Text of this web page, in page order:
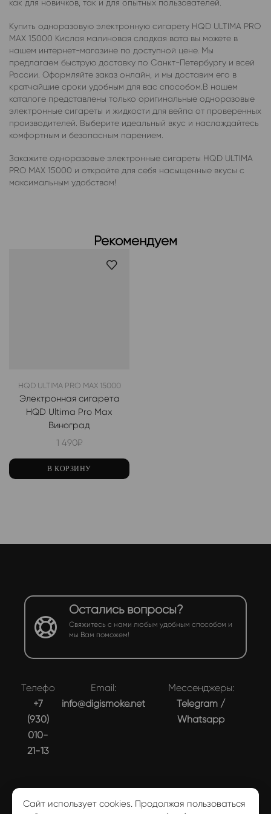
как для новичков, так и для опытных пользователей.
Купить одноразовую электронную сигарету HQD ULTIMA PRO
MAX 15000 Кислая малиновая сладкая вата вы можете в
нашем интернет-магазине по доступной цене. Мы
предлагаем быструю доставку по Санкт-Петербургу и всей
России. Оформляйте заказ онлайн, и мы доставим его в
кратчайшие сроки удобным для вас способом.В нашем
каталоге представлены только оригинальные одноразовые
электронные сигареты и жидкости для вейпа от проверенных
производителей. Выберите идеальный вкус и наслаждайтесь
комфортным и безопасным парением.
Закажите одноразовые электронные сигареты HQD ULTIMA
PRO MAX 15000 и откройте для себя насыщенные вкусы с
максимальным удобством!
Рекомендуем
HQD ULTIMA PRO MAX 15000
Электронная сигарета
HQD Ultima Pro Max
Виноград
1 490₽
В КОРЗИНУ
Остались вопросы?
Свяжитесь с нами любым удобным способом и
мы Вам поможем!
Телефон:
+7
(930)
010-
21-13
Email:
info@digismoke.net
Мессенджеры:
Telegram /
Whatsapp
Сайт использует cookies. Продолжая пользоваться